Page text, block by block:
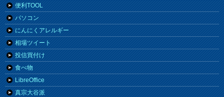
便利TOOL
パソコン
にんにくアレルギー
相場ツイート
投信買付け
食べ物
LibreOffice
真宗大谷派